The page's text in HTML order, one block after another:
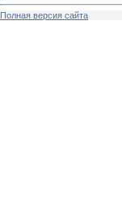
Полная версия сайта